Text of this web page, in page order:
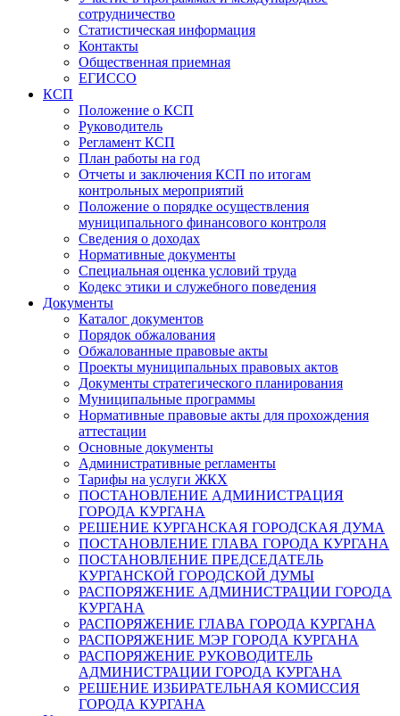
сотрудничество
Статистическая информация
Контакты
Общественная приемная
ЕГИССО
КСП
Положение о КСП
Руководитель
Регламент КСП
План работы на год
Отчеты и заключения КСП по итогам
контрольных мероприятий
Положение о порядке осуществления
муниципального финансового контроля
Сведения о доходах
Нормативные документы
Специальная оценка условий труда
Кодекс этики и служебного поведения
Документы
Каталог документов
Порядок обжалования
Обжалованные правовые акты
Проекты муниципальных правовых актов
Документы стратегического планирования
Муниципальные программы
Нормативные правовые акты для прохождения
аттестации
Основные документы
Административные регламенты
Тарифы на услуги ЖКХ
ПОСТАНОВЛЕНИЕ АДМИНИСТРАЦИЯ
ГОРОДА КУРГАНА
РЕШЕНИЕ КУРГАНСКАЯ ГОРОДСКАЯ ДУМА
ПОСТАНОВЛЕНИЕ ГЛАВА ГОРОДА КУРГАНА
ПОСТАНОВЛЕНИЕ ПРЕДСЕДАТЕЛЬ
КУРГАНСКОЙ ГОРОДСКОЙ ДУМЫ
РАСПОРЯЖЕНИЕ АДМИНИСТРАЦИИ ГОРОДА
КУРГАНА
РАСПОРЯЖЕНИЕ ГЛАВА ГОРОДА КУРГАНА
РАСПОРЯЖЕНИЕ МЭР ГОРОДА КУРГАНА
РАСПОРЯЖЕНИЕ РУКОВОДИТЕЛЬ
АДМИНИСТРАЦИИ ГОРОДА КУРГАНА
РЕШЕНИЕ ИЗБИРАТЕЛЬНАЯ КОМИССИЯ
ГОРОДА КУРГАНА